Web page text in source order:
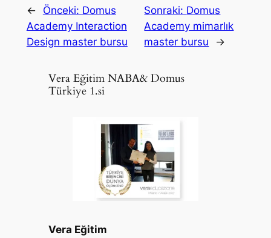
← Önceki: Domus
Academy Interaction
Design master bursu
Sonraki: Domus
Academy mimarlık
master bursu
→
Vera Eğitim NABA& Domus
Türkiye 1.si
Vera Eğitim